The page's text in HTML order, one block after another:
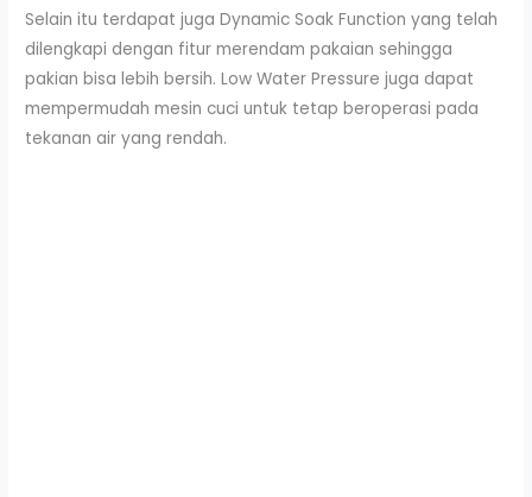
Selain itu terdapat juga Dynamic Soak Function yang telah
dilengkapi dengan fitur merendam pakaian sehingga
pakian bisa lebih bersih. Low Water Pressure juga dapat
mempermudah mesin cuci untuk tetap beroperasi pada
tekanan air yang rendah.